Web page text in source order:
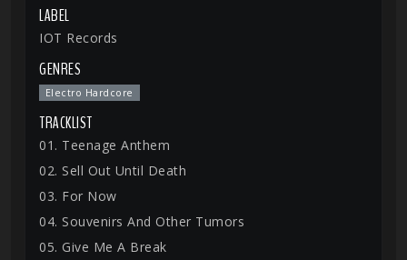
LABEL
IOT Records
GENRES
Electro Hardcore
TRACKLIST
01. Teenage Anthem
02. Sell Out Until Death
03. For Now
04. Souvenirs And Other Tumors
05. Give Me A Break